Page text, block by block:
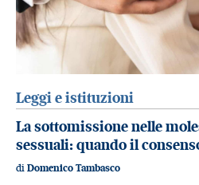
Leggi e istituzioni
La sottomissione nelle
sessuali: quando il
di Domenico Tambasco